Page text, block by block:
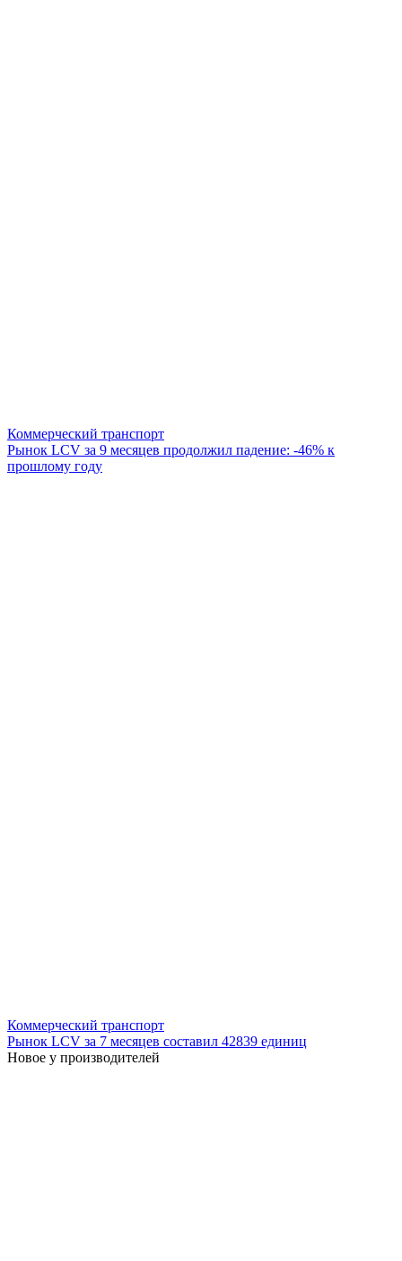
Коммерческий транспорт
Рынок LCV за 9 месяцев продолжил падение: -46% к
прошлому году
Коммерческий транспорт
Рынок LCV за 7 месяцев составил 42839 единиц
Новое у производителей